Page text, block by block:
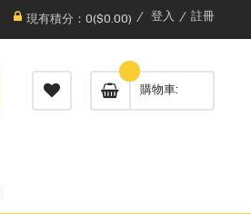
現有積分：0($0.00) 登入 註冊
購物車